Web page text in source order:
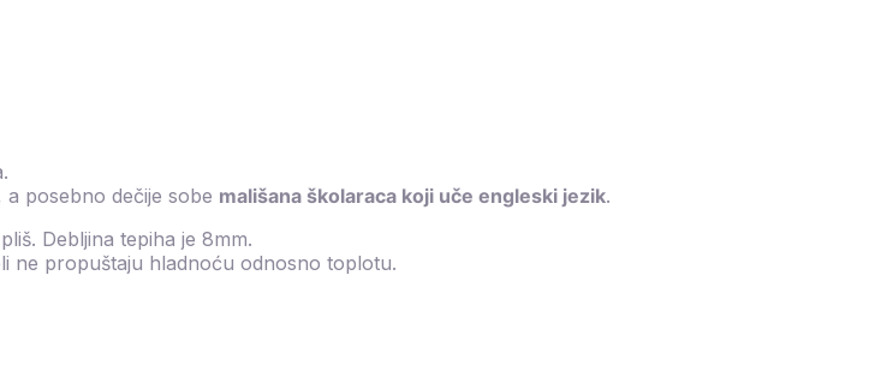
posebno dečije sobe mališana školaraca koji uče engleski jezik.
Debljina tepiha je 8mm.
ne propuštaju hladnoću odnosno toplotu.